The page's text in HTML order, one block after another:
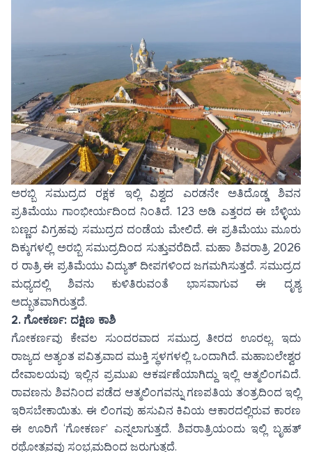
ಅರಬ್ಬಿ ಸಮುದ್ರದ ರಕ್ಷಕ ಇಲ್ಲಿ ವಿಶ್ವದ ಎರಡನೇ ಅತಿದೊಡ್ಡ ಶಿವನ
ಪ್ರತಿಮೆಯು ಗಾಂಭೀರ್ಯದಿಂದ ನಿಂತಿದೆ. 123 ಅಡಿ ಎತ್ತರದ ಈ ಬೆಳ್ಳಿಯ
ಬಣ್ಣದ ವಿಗ್ರಹವು ಸಮುದ್ರದ ದಂಡೆಯ ಮೇಲಿದೆ. ಈ ಪ್ರತಿಮೆಯು ಮೂರು
ದಿಕ್ಕುಗಳಲ್ಲಿ ಅರಬ್ಬಿ ಸಮುದ್ರದಿಂದ ಸುತ್ತುವರೆದಿದೆ. ಮಹಾ ಶಿವರಾತ್ರಿ 2026
ರ ರಾತ್ರಿ ಈ ಪ್ರತಿಮೆಯು ವಿದ್ಯುತ್ ದೀಪಗಳಿಂದ ಜಗಮಗಿಸುತ್ತದೆ. ಸಮುದ್ರದ
ಮಧ್ಯದಲ್ಲಿ ಶಿವನು ಕುಳಿತಿರುವಂತೆ ಭಾಸವಾಗುವ ಈ ದೃಶ್ಯ
ಅದ್ಭುತವಾಗಿರುತ್ತದೆ.
2. ಗೋಕರ್ಣ: ದಕ್ಷಿಣ ಕಾಶಿ
ಗೋಕರ್ಣವು ಕೇವಲ ಸುಂದರವಾದ ಸಮುದ್ರ ತೀರದ ಊರಲ್ಲ. ಇದು
ರಾಜ್ಯದ ಅತ್ಯಂತ ಪವಿತ್ರವಾದ ಮುಕ್ತಿ ಸ್ಥಳಗಳಲ್ಲಿ ಒಂದಾಗಿದೆ. ಮಹಾಬಲೇಶ್ವರ
ದೇವಾಲಯವು ಇಲ್ಲಿನ ಪ್ರಮುಖ ಆಕರ್ಷಣೆಯಾಗಿದ್ದು ಇಲ್ಲಿ ಆತ್ಮಲಿಂಗವಿದೆ.
ರಾವಣನು ಶಿವನಿಂದ ಪಡೆದ ಆತ್ಮಲಿಂಗವನ್ನು ಗಣಪತಿಯ ತಂತ್ರದಿಂದ ಇಲ್ಲಿ
ಇರಿಸಬೇಕಾಯಿತು. ಈ ಲಿಂಗವು ಹಸುವಿನ ಕಿವಿಯ ಆಕಾರದಲ್ಲಿರುವ ಕಾರಣ
ಈ ಊರಿಗೆ ‘ಗೋಕರ್ಣ’ ಎನ್ನಲಾಗುತ್ತದೆ. ಶಿವರಾತ್ರಿಯಂದು ಇಲ್ಲಿ ಬೃಹತ್
ರಥೋತ್ಸವವು ಸಂಭ್ರಮದಿಂದ ಜರುಗುತ್ತದೆ.